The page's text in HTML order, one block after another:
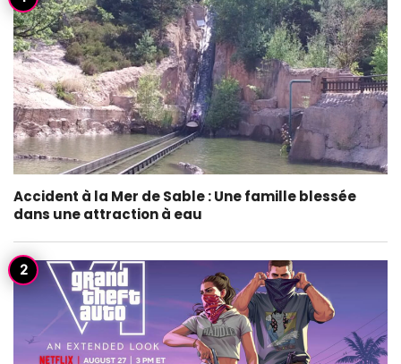
Accident à la Mer de Sable : Une famille blessée
dans une attraction à eau